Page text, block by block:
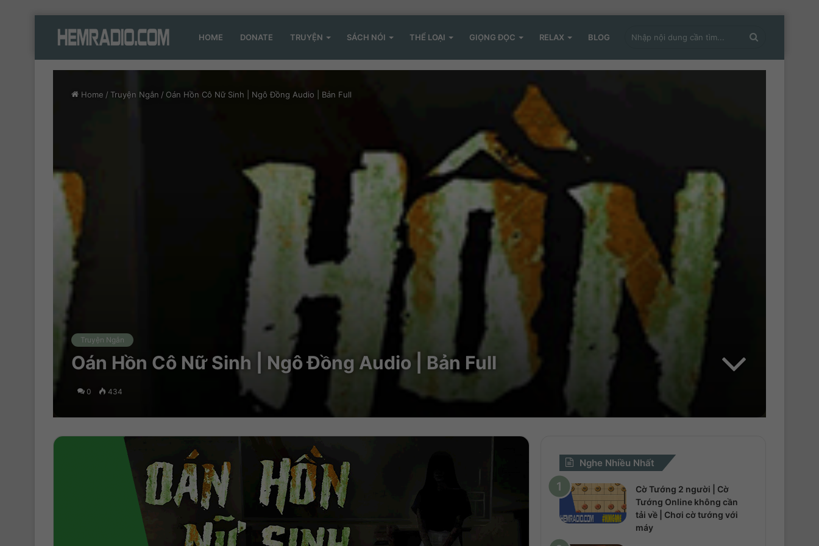
HOME DONATE TRUYỆN SÁCH NÓI THỂ LOẠI GIỌNG ĐỌC RELAX BLOG
Home / Truyện Ngắn / Oán Hồn Cô Nữ Sinh | Ngô Đồng Audio | Bản Full
Truyện Ngắn
Oán Hồn Cô Nữ Sinh | Ngô Đồng Audio | Bản Full
0 434
chơi
Nghe Nhiều Nhất
Cờ Tướng 2 người | Cờ
Tướng Online không cần
tải về | Chơi cờ tướng với
máy